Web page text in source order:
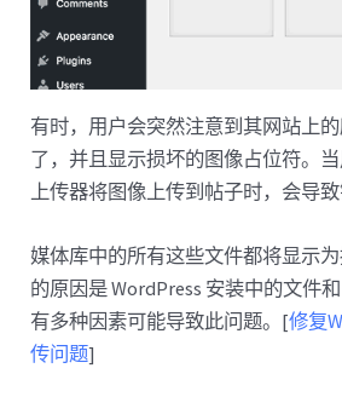
有时，用户会突然注意到其网站上
了，并且显示损坏的图像占位符。
上传器将图像上传到帖子时，会导致
媒体库中的所有这些文件都将显示
的原因是 WordPress 安装中的文件
有多种因素可能导致此问题。[修复
传问题]